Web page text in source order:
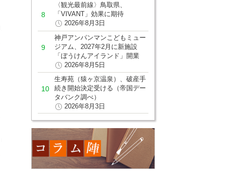
〈観光最前線〉鳥取県、
「VIVANT」効果に期待
2026年8月3日
神戸アンパンマンこどもミュー
ジアム、2027年2月に新施設
「ぼうけんアイランド」開業
2026年8月5日
生寿苑（猿ヶ京温泉）、破産手
続き開始決定受ける（帝国デー
タバンク調べ）
2026年8月3日